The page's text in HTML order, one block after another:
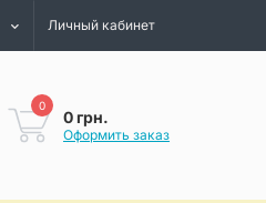
Личный кабинет
0
0 грн.
Оформить заказ